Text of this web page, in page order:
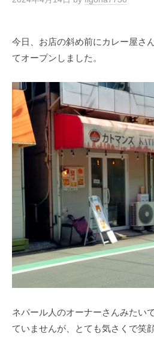
今日、お店の斜め前にカレー屋さ
てオープンしました。
ネパール人のオーナーさんみたい
ていませんが、とても気さくで笑